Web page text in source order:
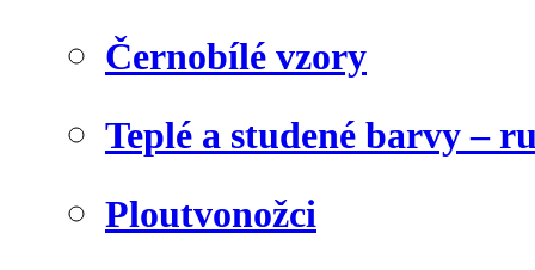
Černobílé vzory
Teplé a studené barvy –
Ploutvonožci